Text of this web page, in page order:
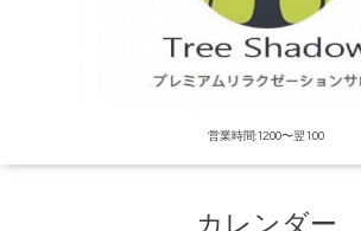
営業時間:12:00〜翌1:00
カレンダー